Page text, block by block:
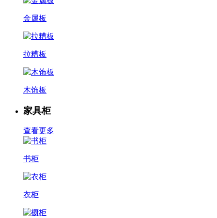
金属板
拉糟板
木饰板
家具柜
查看更多
书柜
衣柜